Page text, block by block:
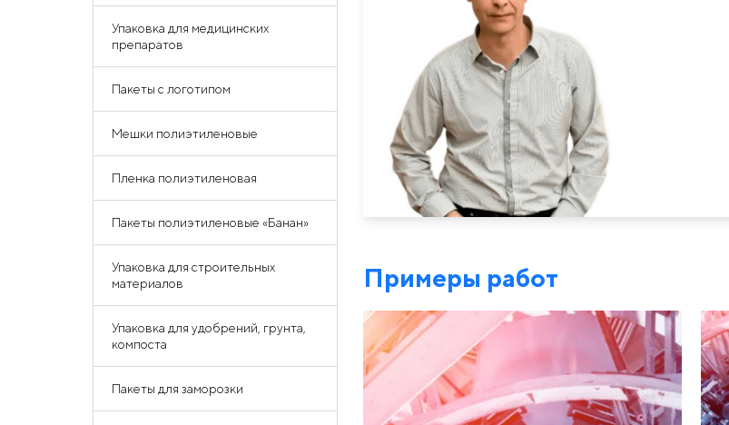
Упаковка для медицинских
препаратов
Пакеты с логотипом
Мешки полиэтиленовые
Пленка полиэтиленовая
Пакеты полиэтиленовые «Банан»
Упаковка для строительных
материалов
Упаковка для удобрений, грунта,
компоста
Пакеты для заморозки
Примеры работ